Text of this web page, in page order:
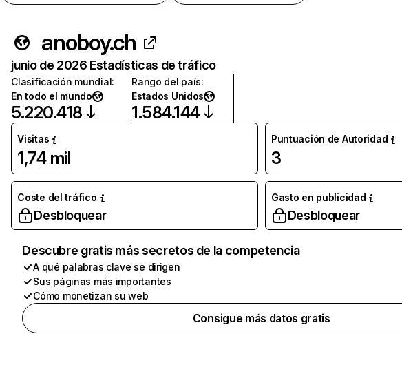
anoboy.ch
junio de 2026 Estadísticas de tráfico
Clasificación mundial:
En todo el mundo
5.220.418
Rango del país:
Estados Unidos
1.584.144
Visitas
1,74 mil
Puntuación de Autoridad
3
Coste del tráfico
Desbloquear
Gasto en publicidad
Desbloquear
Descubre gratis más secretos de la competencia
A qué palabras clave se dirigen
Sus páginas más importantes
Cómo monetizan su web
Consigue más datos gratis